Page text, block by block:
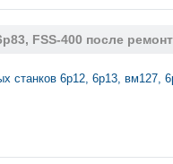
FSS-400 после
станков 6р12, 6р13, вм127,